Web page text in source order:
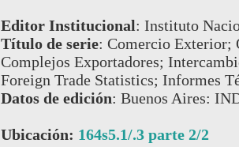
Editor Institucional: Instituto
Título de serie: Comercio Exterior;
Complejos Exportadores;
Foreign Trade Statistics; Informes
Datos de edición: Buenos Aires:
Ubicación: 164s5.1/.3 parte 2/2